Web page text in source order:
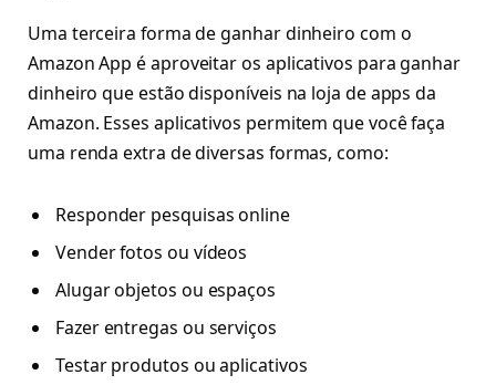
Uma terceira forma de ganhar dinheiro com o
Amazon App é aproveitar os aplicativos para ganhar
dinheiro que estão disponíveis na loja de apps da
Amazon. Esses aplicativos permitem que você faça
uma renda extra de diversas formas, como:
Responder pesquisas online
Vender fotos ou vídeos
Alugar objetos ou espaços
Fazer entregas ou serviços
Testar produtos ou aplicativos